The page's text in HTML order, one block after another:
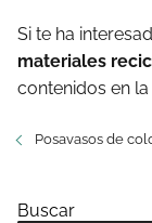
Si te ha
materiales
contenidos en
Posavasos de
Buscar